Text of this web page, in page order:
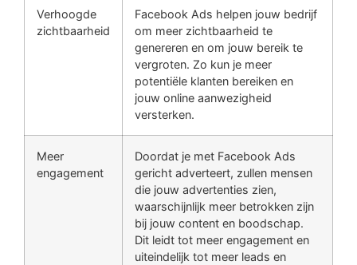
Verhoogde
zichtbaarheid
Facebook Ads helpen jouw bedrijf
om meer zichtbaarheid te
genereren en om jouw bereik te
vergroten. Zo kun je meer
potentiële klanten bereiken en
jouw online aanwezigheid
versterken.
Meer
engagement
Doordat je met Facebook Ads
gericht adverteert, zullen mensen
die jouw advertenties zien,
waarschijnlijk meer betrokken zijn
bij jouw content en boodschap.
Dit leidt tot meer engagement en
uiteindelijk tot meer leads en